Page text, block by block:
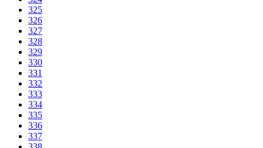
325
326
327
328
329
330
331
332
333
334
335
336
337